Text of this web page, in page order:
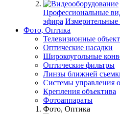
Профессиональные
эфира
Фото, Оптика
Телевизионные
Оптические насадки
Широкоугольные
Оптические фильтры
Линзы ближней
Системы управления
Крепления объектива
Фотоаппараты
Фото, Оптика